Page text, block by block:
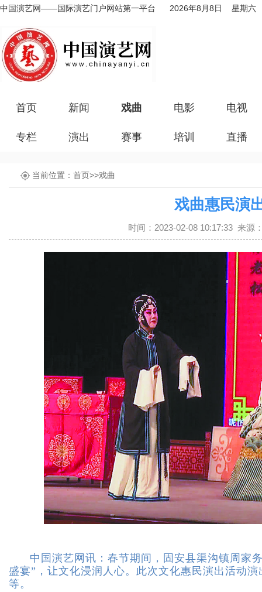
中国演艺网——国际演艺门户网站第一平台 2026年8月8日 星期六
首页 新闻 戏曲 电影 电视
专栏 演出 赛事 培训 直播
当前位置： 首页>>戏曲
戏曲惠民演
时间：2023-02-08 10:17:33 来源
中国演艺网讯： 春节期间，固安县渠沟镇周家
盛宴”，让文化浸润人心。此次文化惠民演出活动
等。